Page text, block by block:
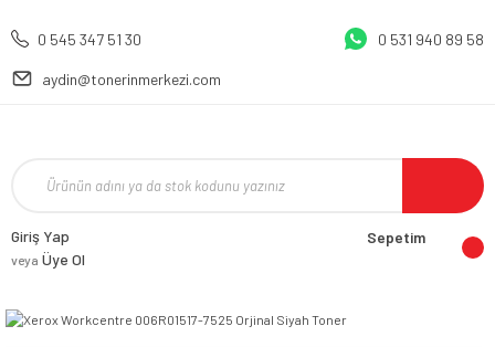
0 545 347 51 30 0 531 940 89 58
aydin@tonerinmerkezi.com
Giriş Yap
veya Üye Ol
Sepetim